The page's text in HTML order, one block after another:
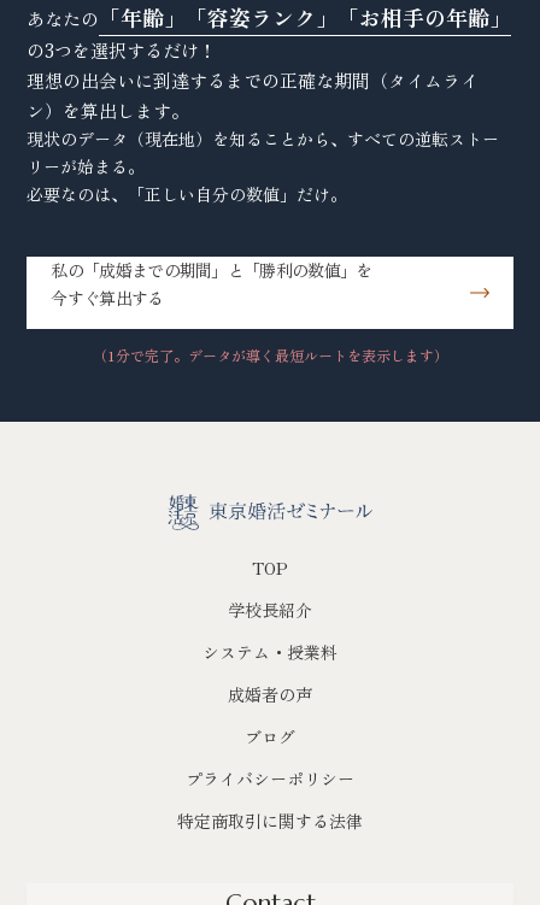
あなたの 「年齢」「容姿ランク」「お相手の年齢」
の3つを選択するだけ！
理想の出会いに到達するまでの正確な期間（タイムライ
ン）を算出します。
現状のデータ（現在地）を知ることから、すべての逆転ストー
リーが始まる。
必要なのは、「正しい自分の数値」だけ。
私の「成婚までの期間」と「勝利の数値」を
今すぐ算出する
（1分で完了。データが導く最短ルートを表示します）
TOP
学校長紹介
システム・授業料
成婚者の声
ブログ
プライバシーポリシー
特定商取引に関する法律